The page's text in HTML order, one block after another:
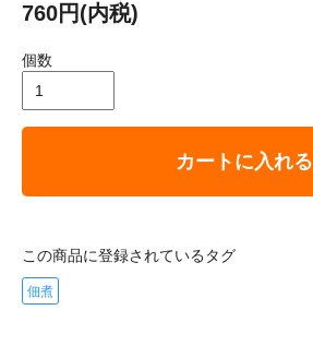
760円(内税)
個数
カートに入れる
この商品に登録されているタグ
佃煮